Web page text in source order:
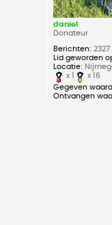
daniel
Donateur
Berichten: 2327
Lid geworden
Locatie:
x 1
x 16
Gegeven
Ontvangen